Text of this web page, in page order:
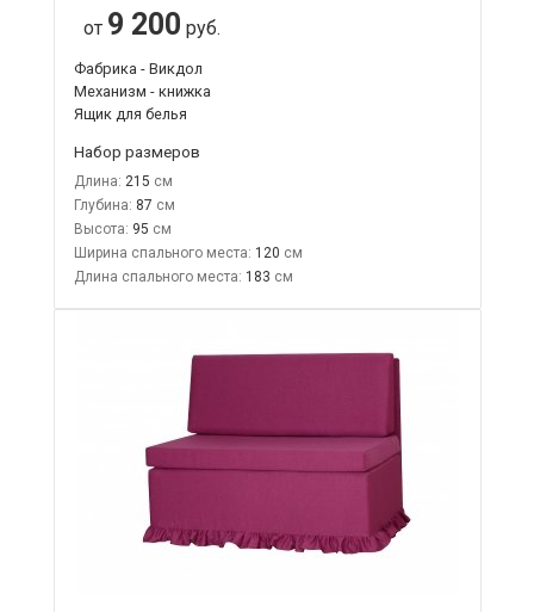
от 9 200 руб.
Фабрика - Викдол
Механизм - книжка
Ящик для белья
Набор размеров
Длина: 215
Глубина: 87
Высота: 95
Ширина спального места: 120
Длина спального места: 183